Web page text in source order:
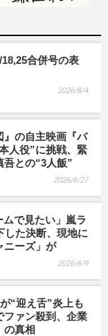
合併号の表
2026/8/4
』の自主映画『バ
人役”に挑戦、緊
との“3人飯”
2026/6/27
で見たい」嵐ラ
した決断、現地に
ニーズ」が
2026/6/9
“迎え舌”炎上も
ファン殺到、企業
の真相